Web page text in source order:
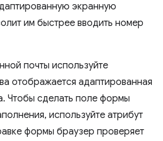
экранную
им быстрее вводить номер
почты используйте
отображается адаптированная
Чтобы сделать поле формы
используйте атрибут
формы браузер проверяет